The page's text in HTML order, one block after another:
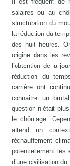
Il est fréquent de
salaires ou au
structuration du
la réduction du
des huit heures.
origine dans les
l’obtention de la
réduction du
carrière ont
connaitre un
question n’était
le chômage.
attend un
réchauffement
potentiellement les
d’une civilisation du